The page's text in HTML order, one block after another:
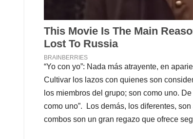
“Yo con yo”: Nada más atrayente, en
Cultivar los lazos con quienes son
los miembros del grupo; son como uno.
como uno”. Los demás, los diferentes,
combos son un gran regazo que ofrece